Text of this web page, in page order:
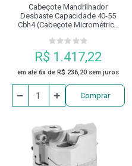
Cabeçote Mandrilhador
Desbaste Capacidade 40-55
Cbh4 (cabeçote Micrométrico
R$ 1.417,22
em até 6x de R$ 236,20 sem juros
Comprar